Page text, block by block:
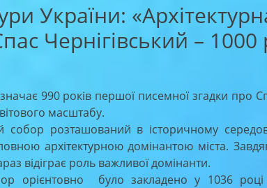
України:
Чернігівський – 1000
990 років першої писемної згадки про
масштабу.
розташований в історичному
архітектурною домінантою міста.
відіграє роль важливої домінанти.
орієнтовно було закладено у 1036 році